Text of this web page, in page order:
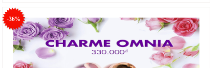
-36%